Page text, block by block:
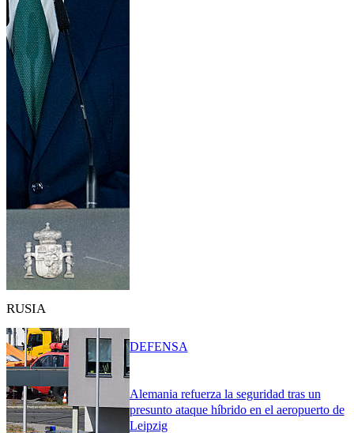
RUSIA
Alemania refuerza la seguridad tras un
presunto ataque híbrido en el aeropuerto de
Leipzig
DEFENSA